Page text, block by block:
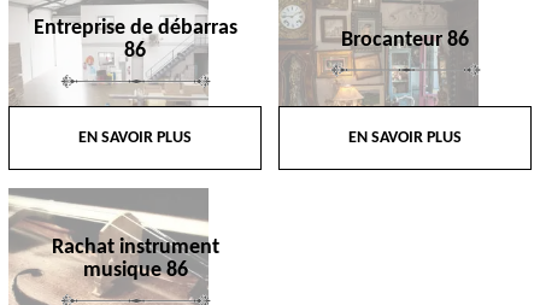
Entreprise de débarras
86
EN SAVOIR PLUS
Brocanteur 86
EN SAVOIR PLUS
Rachat instrument
musique 86